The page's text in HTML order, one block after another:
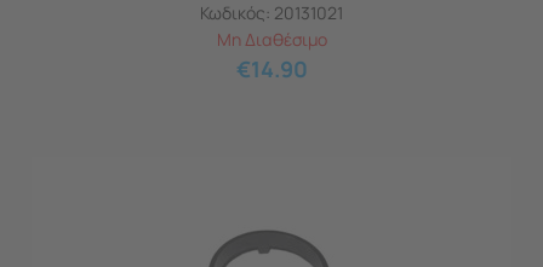
Κωδικός: 20131021
Μη Διαθέσιμο
€14.90